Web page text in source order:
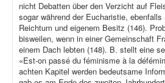
nicht Debatten über den Verzicht auf
sogar während der Eucharistie,
Reichtum und eigenem Besitz (146).
bisweilen, wenn in einer Gemeinschaft
einem Dach lebten (148). B. stellt eine
«Est-on passé du féminisme à la
achten Kapitel werden bedeutsame